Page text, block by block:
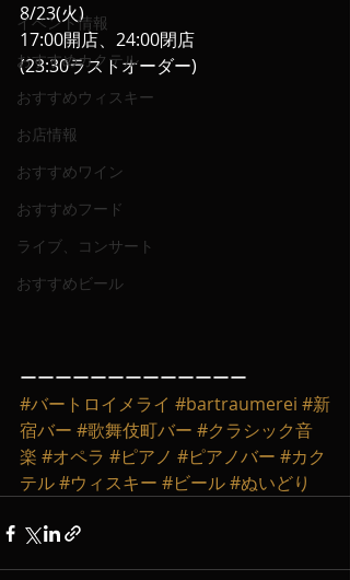
イベント情報
おすすめカクテル
おすすめウィスキー
お店情報
おすすめワイン
おすすめフード
ライブ、コンサート
おすすめビール
8/23(火)
17:00開店、24:00閉店
(23:30ラストオーダー)
ーーーーーーーーーーーーー
#バートロイメライ #bartraumerei #新
宿バー #歌舞伎町バー #クラシック音
楽 #オペラ #ピアノ #ピアノバー #カク
テル#ウィスキー #ビール#ぬいどり